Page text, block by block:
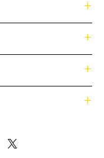
Web non
commande
: gratuit
notre coursier